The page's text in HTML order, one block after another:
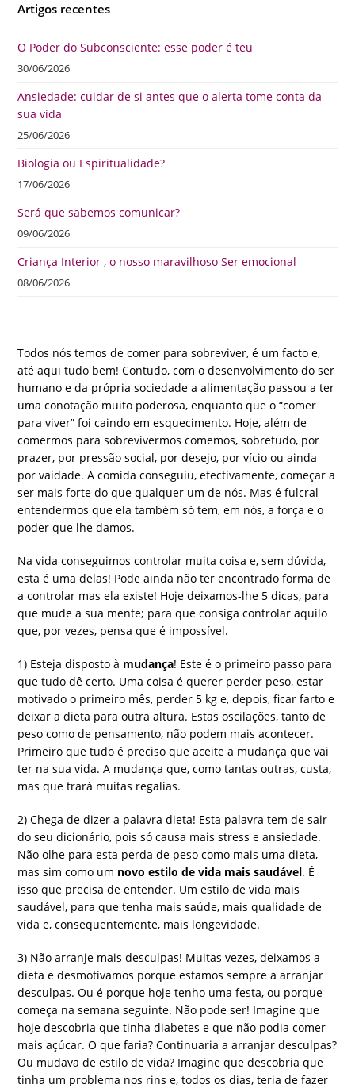
Artigos recentes
O Poder do Subconsciente: esse poder é teu
30/06/2026
Ansiedade: cuidar de si antes que o alerta tome conta da
sua vida
25/06/2026
Biologia ou Espiritualidade?
17/06/2026
Será que sabemos comunicar?
09/06/2026
Criança Interior , o nosso maravilhoso Ser emocional
08/06/2026
Todos nós temos de comer para sobreviver, é um facto e,
até aqui tudo bem! Contudo, com o desenvolvimento do ser
humano e da própria sociedade a alimentação passou a ter
uma conotação muito poderosa, enquanto que o “comer
para viver” foi caindo em esquecimento. Hoje, além de
comermos para sobrevivermos comemos, sobretudo, por
prazer, por pressão social, por desejo, por vício ou ainda
por vaidade. A comida conseguiu, efectivamente, começar a
ser mais forte do que qualquer um de nós. Mas é fulcral
entendermos que ela também só tem, em nós, a força e o
poder que lhe damos.
Na vida conseguimos controlar muita coisa e, sem dúvida,
esta é uma delas! Pode ainda não ter encontrado forma de
a controlar mas ela existe! Hoje deixamos-lhe 5 dicas, para
que mude a sua mente; para que consiga controlar aquilo
que, por vezes, pensa que é impossível.
1) Esteja disposto à mudança! Este é o primeiro passo para
que tudo dê certo. Uma coisa é querer perder peso, estar
motivado o primeiro mês, perder 5 kg e, depois, ficar farto e
deixar a dieta para outra altura. Estas oscilações, tanto de
peso como de pensamento, não podem mais acontecer.
Primeiro que tudo é preciso que aceite a mudança que vai
ter na sua vida. A mudança que, como tantas outras, custa,
mas que trará muitas regalias.
2) Chega de dizer a palavra dieta! Esta palavra tem de sair
do seu dicionário, pois só causa mais stress e ansiedade.
Não olhe para esta perda de peso como mais uma dieta,
mas sim como um novo estilo de vida mais saudável. É
isso que precisa de entender. Um estilo de vida mais
saudável, para que tenha mais saúde, mais qualidade de
vida e, consequentemente, mais longevidade.
3) Não arranje mais desculpas! Muitas vezes, deixamos a
dieta e desmotivamos porque estamos sempre a arranjar
desculpas. Ou é porque hoje tenho uma festa, ou porque
começa na semana seguinte. Não pode ser! Imagine que
hoje descobria que tinha diabetes e que não podia comer
mais açúcar. O que faria? Continuaria a arranjar desculpas?
Ou mudava de estilo de vida? Imagine que descobria que
tinha um problema nos rins e, todos os dias, teria de fazer